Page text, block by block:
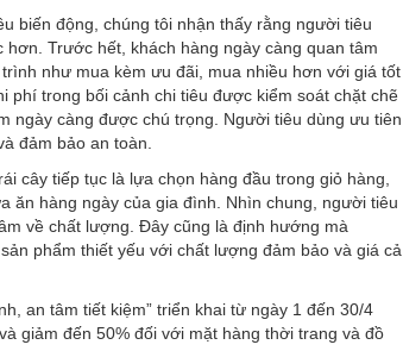
biến động, chúng tôi nhận thấy rằng người tiêu
Trước hết, khách hàng ngày càng quan tâm
như mua kèm ưu đãi, mua nhiều hơn với giá tốt
trong bối cảnh chi tiêu được kiểm soát chặt chẽ
ngày càng được chú trọng. Người tiêu dùng ưu tiên
đảm bảo an toàn.
cây tiếp tục là lựa chọn hàng đầu trong giỏ hàng,
ăn hàng ngày của gia đình. Nhìn chung, người tiêu
về chất lượng. Đây cũng là định hướng mà
phẩm thiết yếu với chất lượng đảm bảo và giá cả
an tâm tiết kiệm” triển khai từ ngày 1 đến 30/4
giảm đến 50% đối với mặt hàng thời trang và đồ